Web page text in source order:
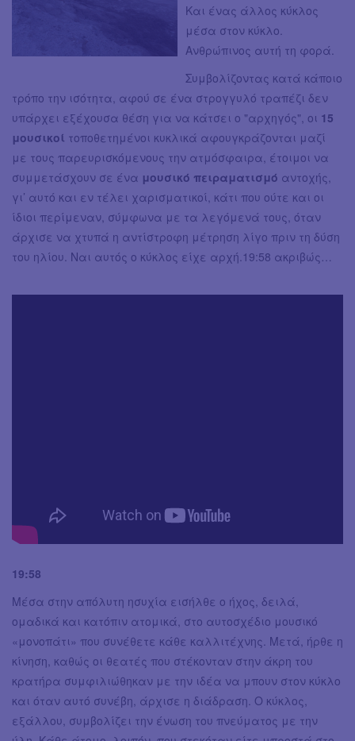
Και ένας άλλος κύκλος
μέσα στον κύκλο.
Ανθρώπινος αυτή τη φορά.
Συμβολίζοντας κατά κάποιο
τρόπο την ισότητα, αφού σε ένα στρογγυλό τραπέζι δεν
υπάρχει εξέχουσα θέση για να κάτσει ο "αρχηγός", οι 15
μουσικοί τοποθετημένοι κυκλικά αφουγκράζονται μαζί
με τους παρευρισκόμενους την ατμόσφαιρα, έτοιμοι να
συμμετάσχουν σε ένα μουσικό πειραματισμό αντοχής,
γι’ αυτό και εν τέλει χαρισματικοί, κάτι που ούτε και οι
ίδιοι περίμεναν, σύμφωνα με τα λεγόμενά τους, όταν
άρχισε να χτυπά η αντίστροφη μέτρηση λίγο πριν τη δύση
του ηλίου. Ναι αυτός ο κύκλος είχε αρχή.19:58 ακριβώς…
19:58
Μέσα στην απόλυτη ησυχία εισήλθε ο ήχος, δειλά,
ομαδικά και κατόπιν ατομικά, στο αυτοσχέδιο μουσικό
«μονοπάτι» που συνέθετε κάθε καλλιτέχνης. Μετά, ήρθε η
κίνηση, καθώς οι θεατές που στέκονταν στην άκρη του
κρατήρα συμφιλιώθηκαν με την ιδέα να μπουν στον κύκλο
και όταν αυτό συνέβη, άρχισε η διάδραση. Ο κύκλος,
εξάλλου, συμβολίζει την ένωση του πνεύματος με την